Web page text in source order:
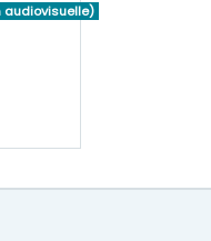
audiovisuelle)